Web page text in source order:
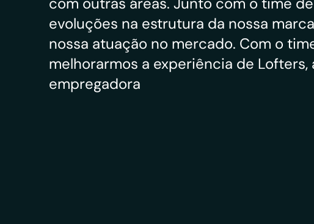
evoluções na estrutura da nossa
nossa atuação no mercado. Com o
melhorarmos a experiência de
empregadora